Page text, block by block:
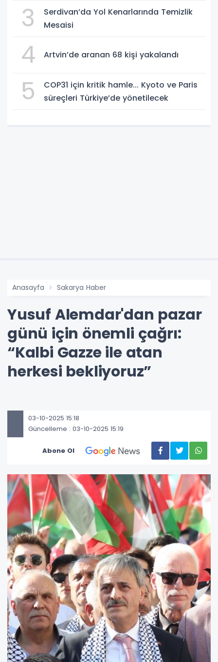
3
Serdivan’da Yol Kenarlarında Temizlik
Mesaisi
4 Artvin’de aranan 68 kişi yakalandı
5
COP31 için kritik hamle... Kyoto ve Paris
süreçleri Türkiye’de yönetilecek
Anasayfa Sakarya Haber
Yusuf Alemdar'dan pazar
günü için önemli çağrı:
“Kalbi Gazze ile atan
herkesi bekliyoruz”
03-10-2025 15:18
Güncelleme : 03-10-2025 15:19
Abone Ol